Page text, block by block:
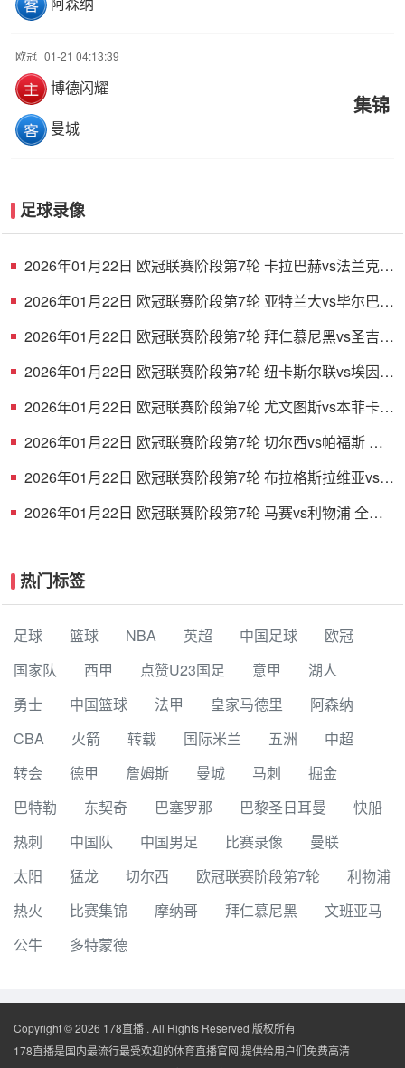
欧冠 01-21 04:13:39
博德闪耀
曼城
集锦
足球录像
2026年01月22日 欧冠联赛阶段第7轮 卡拉巴赫vs法兰克福
2026年01月22日 欧冠联赛阶段第7轮 亚特兰大vs毕尔巴鄂
2026年01月22日 欧冠联赛阶段第7轮 拜仁慕尼黑vs圣吉罗
2026年01月22日 欧冠联赛阶段第7轮 纽卡斯尔联vs埃因霍
2026年01月22日 欧冠联赛阶段第7轮 尤文图斯vs本菲卡
2026年01月22日 欧冠联赛阶段第7轮 切尔西vs帕福斯 全
2026年01月22日 欧冠联赛阶段第7轮 布拉格斯拉维亚vs巴
2026年01月22日 欧冠联赛阶段第7轮 马赛vs利物浦 全场
热门标签
足球 篮球 NBA 英超 中国足球
欧冠
国家队
西甲 点赞U23国足 意甲
湖人
勇士
中国篮球 法甲 皇家马德里
阿森纳
CBA
火箭 转载 国际米兰 五洲
中超
转会
德甲 詹姆斯 曼城 马刺
掘金
巴特勒
东契奇 巴塞罗那 巴黎圣日耳曼
快船
热刺
中国队 中国男足 比赛录像
曼联
太阳
猛龙 切尔西 欧冠联赛阶段第7轮
利物浦
热火
比赛集锦 摩纳哥 拜仁慕尼黑
文班亚马
公牛
多特蒙德
Copyright © 2026 178直播 . All Rights Reserved 版权所有
178直播是国内最流行最受欢迎的体育直播官网,提供给用户们免费高清